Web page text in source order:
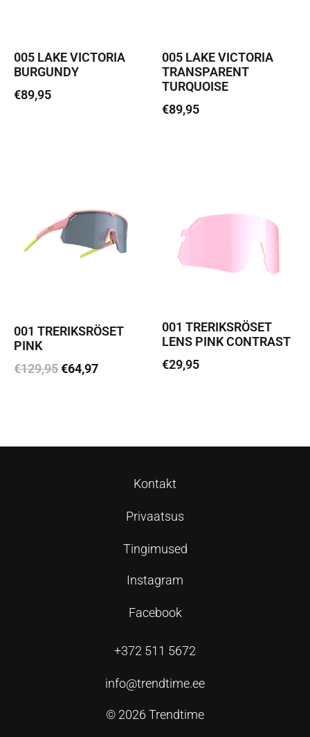
005 LAKE VICTORIA
BURGUNDY
€89,95
005 LAKE VICTORIA
TRANSPARENT
TURQUOISE
€89,95
001 TRERIKSRÖSET
PINK
€129,95€64,97
001 TRERIKSRÖSET
LENS PINK CONTRAST
€29,95
Kontakt
Privaatsus
Tingimused
Instagram
Facebook
+372 511 5672
info@trendtime.ee
© 2026 Trendtime